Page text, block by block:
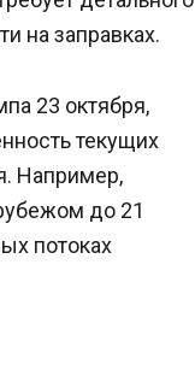
на заправках.
23 октября,
текущих
Например,
до 21
потоках